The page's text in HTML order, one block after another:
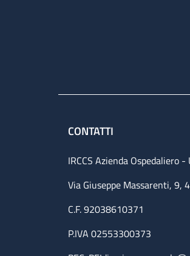
CONTATTI
IRCCS Azienda Ospedaliero
Via Giuseppe Massarenti, 9,
C.F. 92038610371
P.IVA 02553300373